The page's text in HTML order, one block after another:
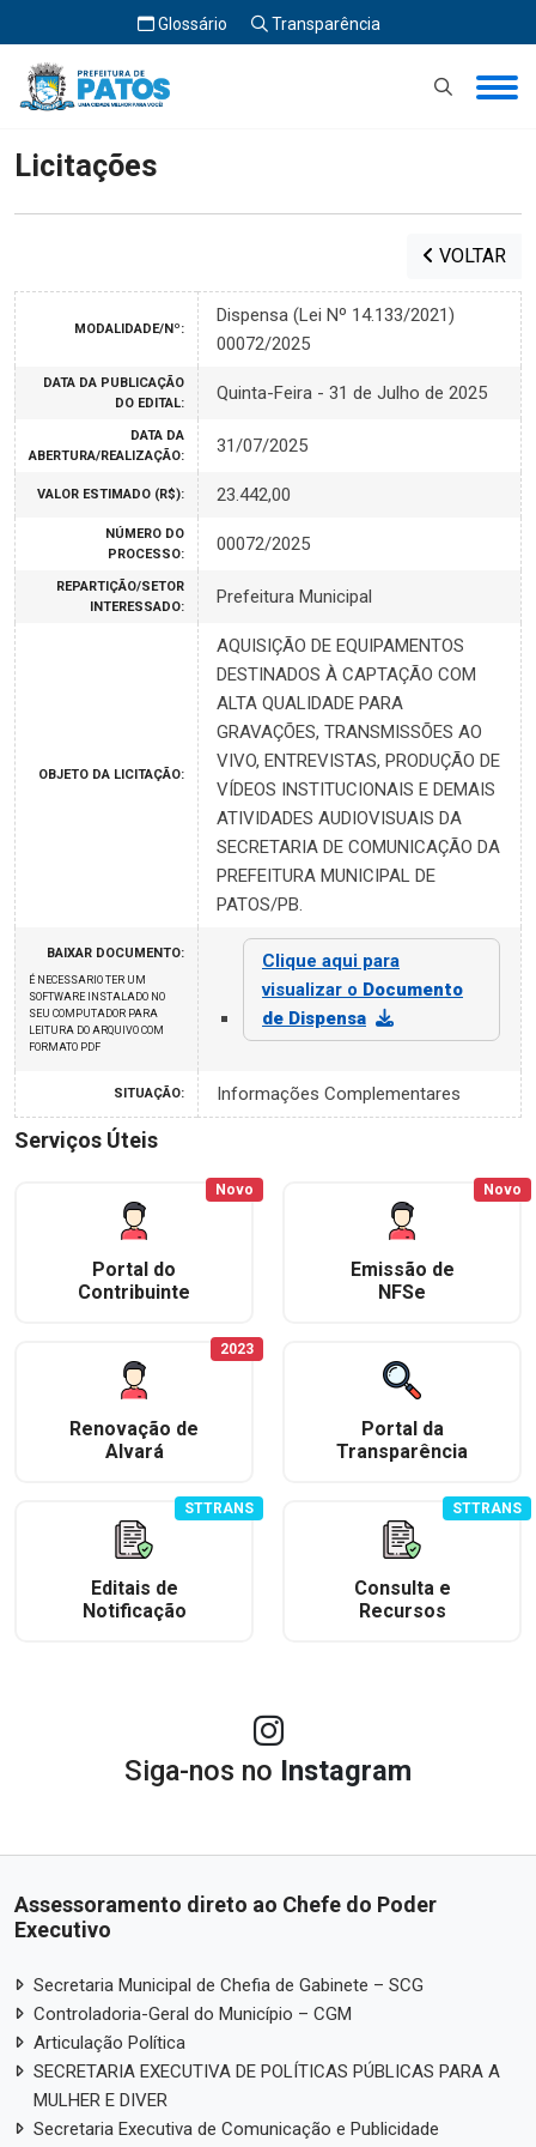
Glossário Transparência
Início Licitações
Licitações
VOLTAR
MODALIDADE/Nº:
Dispensa (Lei Nº 14.133/2021)
00072/2025
DATA DA PUBLICAÇÃO
DO EDITAL:
Quinta-Feira - 31 de Julho de 2025
DATA DA
ABERTURA/REALIZAÇÃO:
31/07/2025
VALOR ESTIMADO (R$): 23.442,00
NÚMERO DO
PROCESSO:
00072/2025
REPARTIÇÃO/SETOR
INTERESSADO:
Prefeitura Municipal
OBJETO DA LICITAÇÃO:
AQUISIÇÃO DE EQUIPAMENTOS
DESTINADOS À CAPTAÇÃO COM
ALTA QUALIDADE PARA
GRAVAÇÕES, TRANSMISSÕES AO
VIVO, ENTREVISTAS, PRODUÇÃO DE
VÍDEOS INSTITUCIONAIS E DEMAIS
ATIVIDADES AUDIOVISUAIS DA
SECRETARIA DE COMUNICAÇÃO DA
PREFEITURA MUNICIPAL DE
PATOS/PB.
BAIXAR DOCUMENTO:
É NECESSARIO TER UM
SOFTWARE INSTALADO NO
SEU COMPUTADOR PARA
LEITURA DO ARQUIVO COM
FORMATO PDF
Clique aqui para
visualizar o Documento
de Dispensa
SITUAÇÃO: Informações Complementares
Serviços Úteis
Portal do
Contribuinte
Novo
Emissão de
NFSe
Novo
Renovação de
Alvará
2023
Portal da
Transparência
Editais de
Notificação
STTRANS
Consulta e
Recursos
STTRANS
Siga-nos no Instagram
Assessoramento direto ao Chefe do Poder
Executivo
Secretaria Municipal de Chefia de Gabinete – SCG
Controladoria-Geral do Município – CGM
Articulação Política
SECRETARIA EXECUTIVA DE POLÍTICAS PÚBLICAS PARA A
MULHER E DIVER
Secretaria Executiva de Comunicação e Publicidade